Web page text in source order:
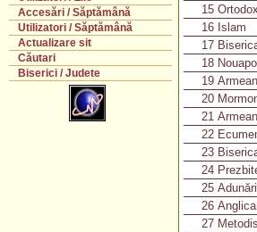
Accesări / Săptămână
Utilizatori / Săptămână
Actualizare sit
Căutari
Biserici / Judete
15
16 Islam
17
18
19
20
21
22
23
24
25
26
27